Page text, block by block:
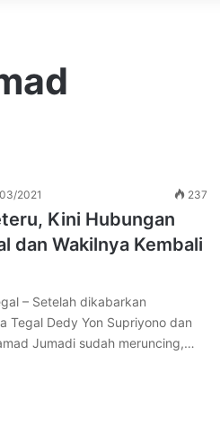
2021 237
Kini Hubungan
dan Wakilnya Kembali
– Setelah dikabarkan
Tegal Dedy Yon Supriyono dan
Jumadi sudah meruncing,…